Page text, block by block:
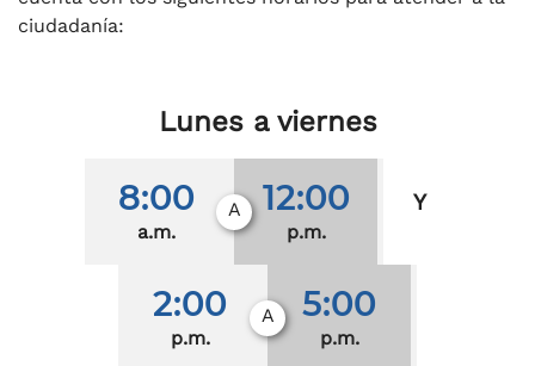
ciudadanía:
Lunes a viernes
8:00
a.m.
12:00
p.m.
A Y
2:00
p.m.
5:00
p.m.
A